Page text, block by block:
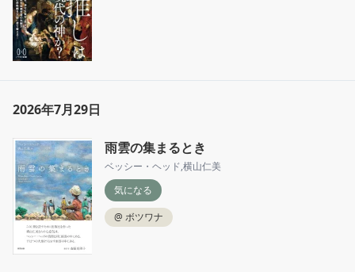
2026年7月29日
雨雲の集まるとき
ベッシー・ヘッド,横山仁美
気になる
@ ボツワナ